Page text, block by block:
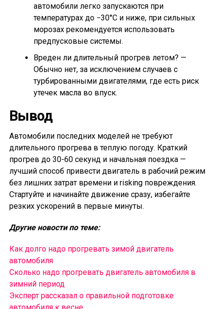
автомобили легко запускаются при
температурах до −30°C и ниже, при сильных
морозах рекомендуется использовать
предпусковые системы.
Вреден ли длительный прогрев летом? —
Обычно нет, за исключением случаев с
турбированными двигателями, где есть риск
утечек масла во впуск.
Вывод
Автомобили последних моделей не требуют
длительного прогрева в теплую погоду. Краткий
прогрев до 30-60 секунд и начальная поездка —
лучший способ привести двигатель в рабочий режим
без лишних затрат времени и risking повреждения.
Стартуйте и начинайте движение сразу, избегайте
резких ускорений в первые минуты.
Другие новости по теме:
Как долго надо прогревать зимой двигатель
автомобиля
Сколько надо прогревать двигатель автомобиля в
зимний период
Эксперт рассказал о правильной подготовке